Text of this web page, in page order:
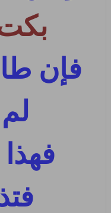
فإن
فهذا